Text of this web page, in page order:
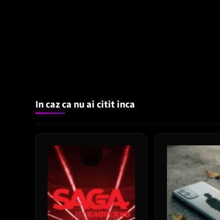
In caz ca nu ai citit inca